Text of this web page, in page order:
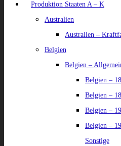
Produktion Staaten A – K
Australien
Australien –
Belgien
Belgien –
Belgien –
Belgien –
Belgien –
Belgien –
Sonstige